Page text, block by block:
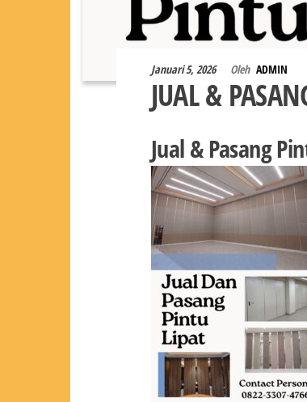
Januari 5, 2026 Oleh ADMIN
JUAL &
Jual & Pasang